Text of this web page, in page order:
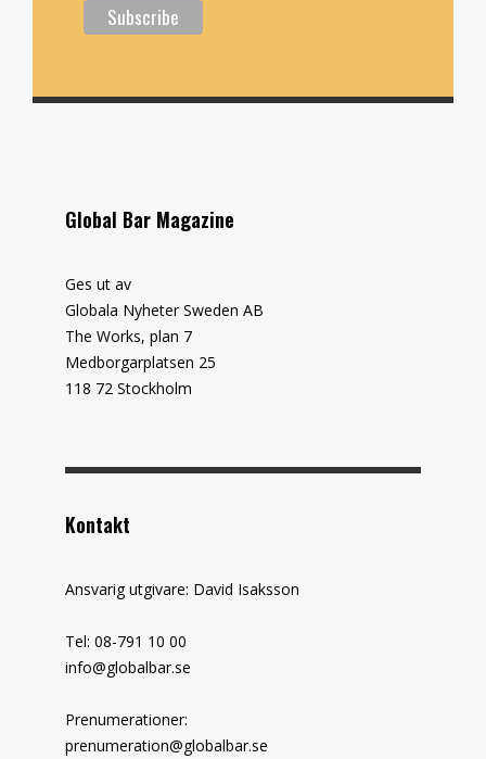
Global Bar Magazine
Ges ut av
Globala Nyheter Sweden AB
The Works, plan 7
Medborgarplatsen 25
118 72 Stockholm
Kontakt
Ansvarig utgivare: David Isaksson
Tel: 08-791 10 00
info@globalbar.se
Prenumerationer:
prenumeration@globalbar.se